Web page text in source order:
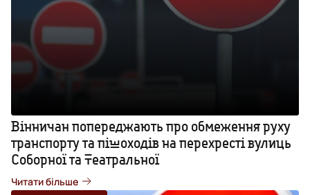
Вінничан попереджають про обмеження руху
транспорту та пішоходів на перехресті вулиць
Соборної та Театральної
Читати більше